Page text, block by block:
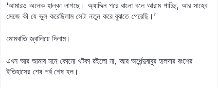
‘আমারও অনেক হাল্‌কা লাগছে। অ্যাদ্দিন পরে বাংলা বলে আরাম পাচ্ছি, আর সাহেব
সেজে কী যে ভুল করেছিলাম সেটা নতুন করে বুঝতে পেরেছি।’
মোমবাতি জ্বালিয়ে দিলাম।
এখন আর আমার মনে কোনো খটকা রইলো না, আর অর্ধেন্দুবাবুর হালদার বংশের
ইতিহাসের শেষ পর্ব শেষ হল।